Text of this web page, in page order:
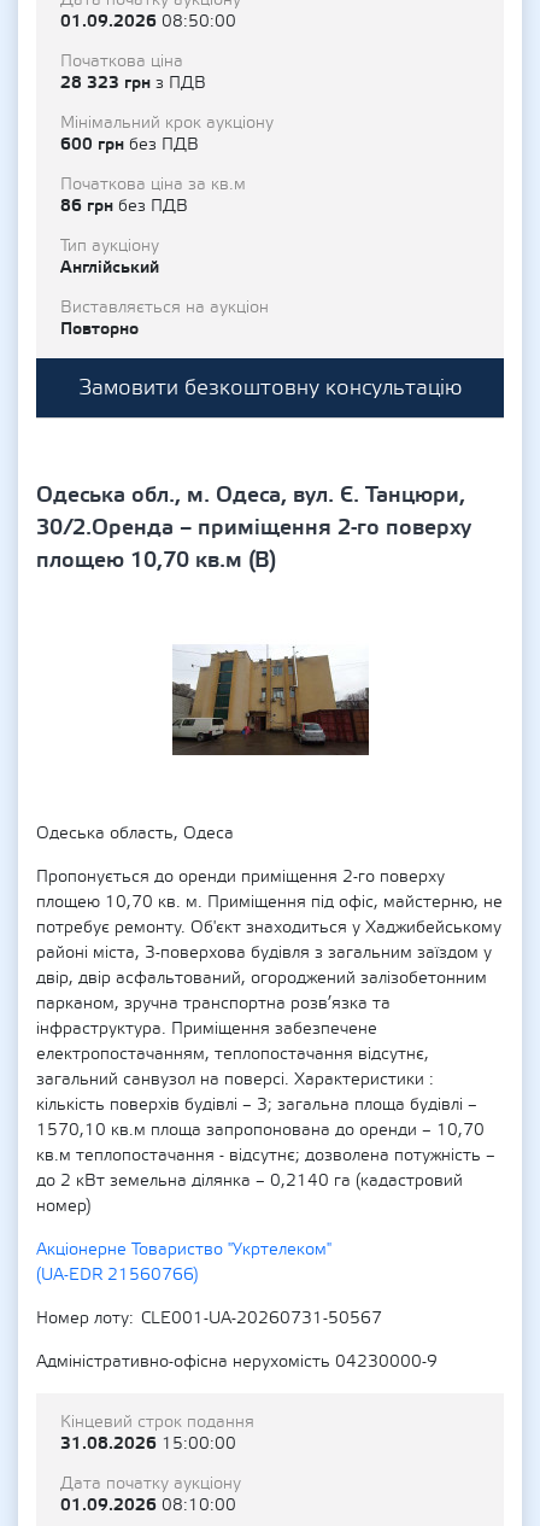
01.09.2026 08:50:00
Початкова ціна
28 323 грн з ПДВ
Мінімальний крок аукціону
600 грн без ПДВ
Початкова ціна за кв.м
86 грн без ПДВ
Тип аукціону
Англійський
Виставляється на аукціон
Повторно
Замовити безкоштовну консультацію
Одеська обл., м. Одеса, вул. Є. Танцюри,
30/2.Оренда – приміщення 2-го поверху
площею 10,70 кв.м (В)
Одеська область, Одеса
Пропонується до оренди приміщення 2-го поверху
площею 10,70 кв. м. Приміщення під офіс, майстерню, не
потребує ремонту. Об'єкт знаходиться у Хаджибейському
районі міста, 3-поверхова будівля з загальним заїздом у
двір, двір асфальтований, огороджений залізобетонним
парканом, зручна транспортна розв’язка та
інфраструктура. Приміщення забезпечене
електропостачанням, теплопостачання відсутнє,
загальний санвузол на поверсі. Характеристики :
кількість поверхів будівлі – 3; загальна площа будівлі –
1570,10 кв.м площа запропонована до оренди – 10,70
кв.м теплопостачання - відсутнє; дозволена потужність –
до 2 кВт земельна ділянка – 0,2140 га (кадастровий
номер)
Акціонерне Товариство "Укртелеком"
(UA-EDR 21560766)
Номер лоту
CLE001-UA-20260731-50567
Адміністративно-офісна нерухомість 04230000-9
Кінцевий строк подання
31.08.2026 15:00:00
Дата початку аукціону
01.09.2026 08:10:00